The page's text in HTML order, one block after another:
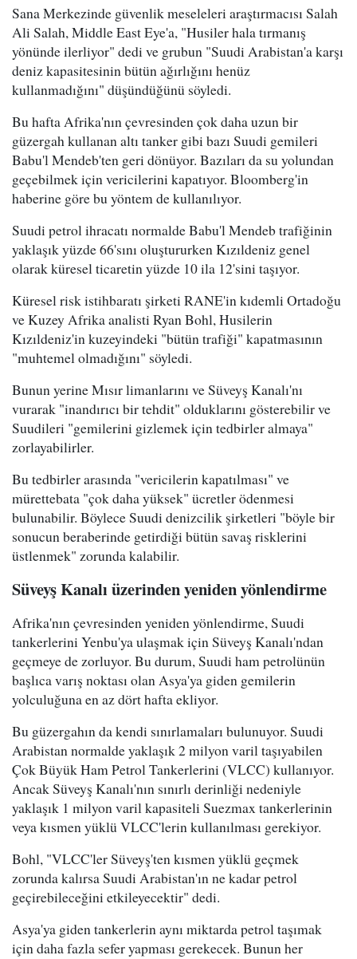
Sana Merkezinde güvenlik meseleleri araştırmacısı Salah
Ali Salah, Middle East Eye'a, "Husiler hala tırmanış
yönünde ilerliyor" dedi ve grubun "Suudi Arabistan'a karşı
deniz kapasitesinin bütün ağırlığını henüz
kullanmadığını" düşündüğünü söyledi.
Bu hafta Afrika'nın çevresinden çok daha uzun bir
güzergah kullanan altı tanker gibi bazı Suudi gemileri
Babu'l Mendeb'ten geri dönüyor. Bazıları da su yolundan
geçebilmek için vericilerini kapatıyor. Bloomberg'in
haberine göre bu yöntem de kullanılıyor.
Suudi petrol ihracatı normalde Babu'l Mendeb trafiğinin
yaklaşık yüzde 66'sını oluştururken Kızıldeniz genel
olarak küresel ticaretin yüzde 10 ila 12'sini taşıyor.
Küresel risk istihbaratı şirketi RANE'in kıdemli Ortadoğu
ve Kuzey Afrika analisti Ryan Bohl, Husilerin
Kızıldeniz'in kuzeyindeki "bütün trafiği" kapatmasının
"muhtemel olmadığını" söyledi.
Bunun yerine Mısır limanlarını ve Süveyş Kanalı'nı
vurarak "inandırıcı bir tehdit" olduklarını gösterebilir ve
Suudileri "gemilerini gizlemek için tedbirler almaya"
zorlayabilirler.
Bu tedbirler arasında "vericilerin kapatılması" ve
mürettebata "çok daha yüksek" ücretler ödenmesi
bulunabilir. Böylece Suudi denizcilik şirketleri "böyle bir
sonucun beraberinde getirdiği bütün savaş risklerini
üstlenmek" zorunda kalabilir.
Süveyş Kanalı üzerinden yeniden yönlendirme
Afrika'nın çevresinden yeniden yönlendirme, Suudi
tankerlerini Yenbu'ya ulaşmak için Süveyş Kanalı'ndan
geçmeye de zorluyor. Bu durum, Suudi ham petrolünün
başlıca varış noktası olan Asya'ya giden gemilerin
yolculuğuna en az dört hafta ekliyor.
Bu güzergahın da kendi sınırlamaları bulunuyor. Suudi
Arabistan normalde yaklaşık 2 milyon varil taşıyabilen
Çok Büyük Ham Petrol Tankerlerini (VLCC) kullanıyor.
Ancak Süveyş Kanalı'nın sınırlı derinliği nedeniyle
yaklaşık 1 milyon varil kapasiteli Suezmax tankerlerinin
veya kısmen yüklü VLCC'lerin kullanılması gerekiyor.
Bohl, "VLCC'ler Süveyş'ten kısmen yüklü geçmek
zorunda kalırsa Suudi Arabistan'ın ne kadar petrol
geçirebileceğini etkileyecektir" dedi.
Asya'ya giden tankerlerin aynı miktarda petrol taşımak
için daha fazla sefer yapması gerekecek. Bunun her